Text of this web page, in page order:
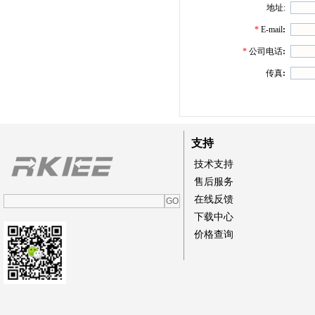
地址:
* E-mail:
* 公司电话:
传真:
支持
技术支持
售后服务
在线反馈
下载中心
价格查询